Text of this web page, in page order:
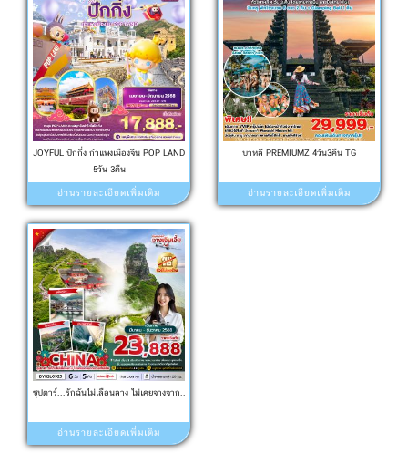
JOYFUL ปักกิ่ง กำแพงเมืองจีน POP LAND
5วัน 3คืน
อ่านรายละเอียดเพิ่มเติม
บาหลี PREMIUMZ 4วัน3คืน TG
อ่านรายละเอียดเพิ่มเติม
ซุปตาร์...รักฉันไม่เลือนลาง ไม่เคยจางจาก..
อ่านรายละเอียดเพิ่มเติม